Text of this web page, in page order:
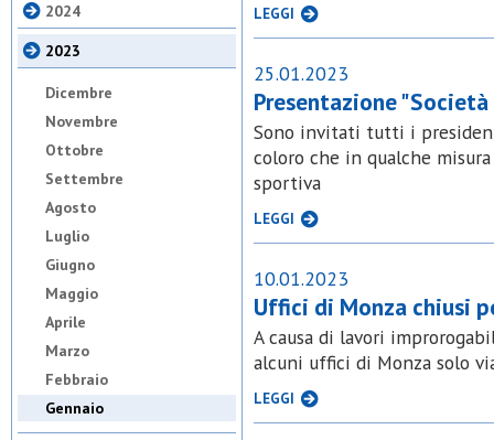
2024
2023
Dicembre
Novembre
Ottobre
Settembre
Agosto
Luglio
Giugno
Maggio
Aprile
Marzo
Febbraio
Gennaio
LEGGI
25.01.2023
Presentazione
Sono invitati tutti i
coloro che in qualche
sportiva
LEGGI
10.01.2023
Uffici di Monza chiusi
A causa di lavori
alcuni uffici di Monza solo
LEGGI